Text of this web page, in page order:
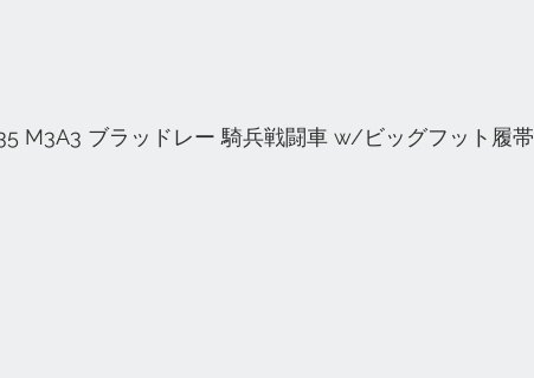
M3A3 ブラッドレー 騎兵戦闘車 w/ビッグフット履帯